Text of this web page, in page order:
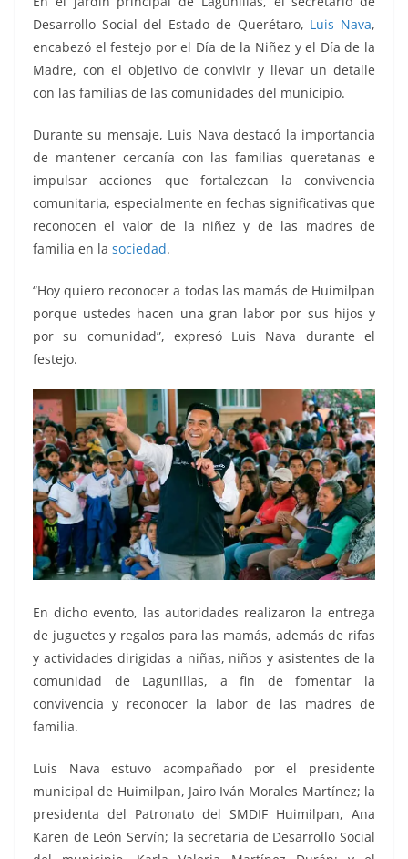
k
Desarrollo Social del Estado de Querétaro, Luis Nava,
encabezó el festejo por el Día de la Niñez y el Día de la
Madre, con el objetivo de convivir y llevar un detalle
con las familias de las comunidades del municipio.
Durante su mensaje, Luis Nava destacó la importancia
de mantener cercanía con las familias queretanas e
impulsar acciones que fortalezcan la convivencia
comunitaria, especialmente en fechas significativas que
reconocen el valor de la niñez y de las madres de
familia en la sociedad.
“Hoy quiero reconocer a todas las mamás de Huimilpan
porque ustedes hacen una gran labor por sus hijos y
por su comunidad”, expresó Luis Nava durante el
festejo.
En dicho evento, las autoridades realizaron la entrega
de juguetes y regalos para las mamás, además de rifas
y actividades dirigidas a niñas, niños y asistentes de la
comunidad de Lagunillas, a fin de fomentar la
convivencia y reconocer la labor de las madres de
familia.
Luis Nava estuvo acompañado por el presidente
municipal de Huimilpan, Jairo Iván Morales Martínez; la
presidenta del Patronato del SMDIF Huimilpan, Ana
Karen de León Servín; la secretaria de Desarrollo Social